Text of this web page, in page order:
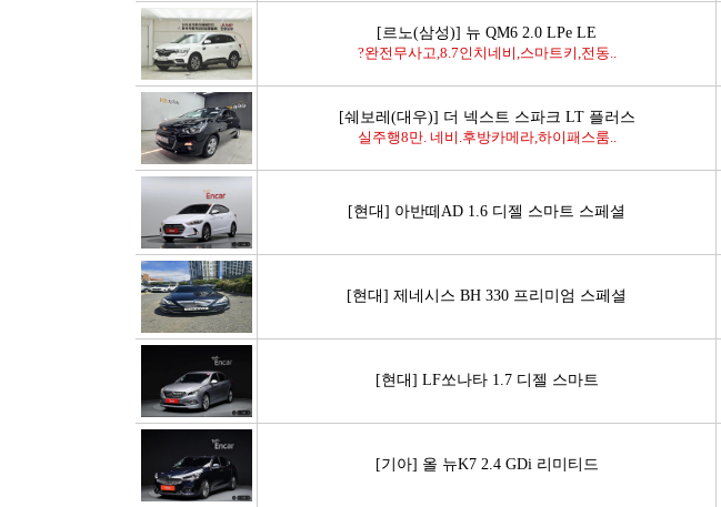
[르노(삼성)] 뉴 QM6 2.0 LPe LE
?완전무사고,8.7인치네비,스마트키,전동..
[쉐보레(대우)] 더 넥스트 스파크 LT 플러스
실주행8만. 네비.후방카메라,하이패스룸..
[현대] 아반떼AD 1.6 디젤 스마트 스페셜
[현대] 제네시스 BH 330 프리미엄 스페셜
[현대] LF쏘나타 1.7 디젤 스마트
[기아] 올 뉴K7 2.4 GDi 리미티드